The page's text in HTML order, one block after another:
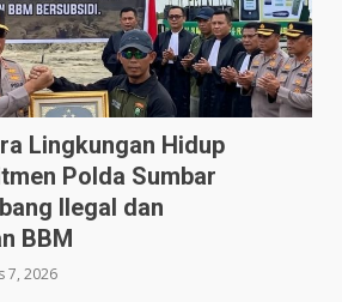
Lingkungan Hidup
Polda Sumbar
Ilegal dan
BBM
7, 2026